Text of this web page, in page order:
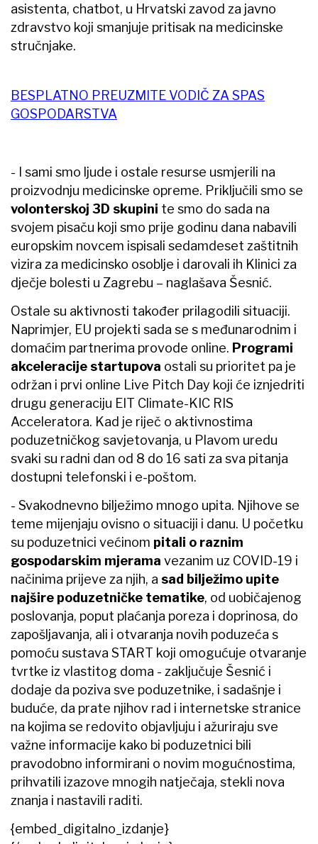
asistenta, chatbot, u Hrvatski zavod za javno
zdravstvo koji smanjuje pritisak na medicinske
stručnjake.
BESPLATNO PREUZMITE VODIČ ZA SPAS
GOSPODARSTVA
- I sami smo ljude i ostale resurse usmjerili na
proizvodnju medicinske opreme. Priključili smo se
volonterskoj 3D skupini te smo do sada na
svojem pisaču koji smo prije godinu dana nabavili
europskim novcem ispisali sedamdeset zaštitnih
vizira za medicinsko osoblje i darovali ih Klinici za
dječje bolesti u Zagrebu – naglašava Šesnić.
Ostale su aktivnosti također prilagodili situaciji.
Naprimjer, EU projekti sada se s međunarodnim i
domaćim partnerima provode online. Programi
akceleracije startupova ostali su prioritet pa je
održan i prvi online Live Pitch Day koji će iznjedriti
drugu generaciju EIT Climate-KIC RIS
Acceleratora. Kad je riječ o aktivnostima
poduzetničkog savjetovanja, u Plavom uredu
svaki su radni dan od 8 do 16 sati za sva pitanja
dostupni telefonski i e-poštom.
- Svakodnevno bilježimo mnogo upita. Njihove se
teme mijenjaju ovisno o situaciji i danu. U početku
su poduzetnici većinom pitali o raznim
gospodarskim mjerama vezanim uz ​COVID-19 i
načinima prijeve za njih, a sad bilježimo upite
najšire poduzetničke tematike, od uobičajenog
poslovanja, poput plaćanja poreza i doprinosa, do
zapošljavanja, ali i otvaranja novih poduzeća s
pomoću sustava START koji omogućuje otvaranje
tvrtke iz vlastitog doma - zaključuje Šesnić i
dodaje da poziva sve poduzetnike, i sadašnje i
buduće, da prate njihov rad i internetske stranice
na kojima se redovito objavljuju i ažuriraju sve
važne informacije kako bi poduzetnici bili
pravodobno informirani o novim mogućnostima,
prihvatili izazove mnogih natječaja, stekli nova
znanja i nastavili raditi.
{embed_digitalno_izdanje}